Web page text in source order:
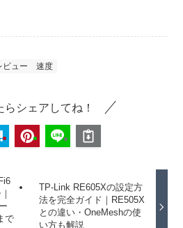
ビュー 速度
らシェアしてね！
で
TP-Link RE605Xの設定方
法を完全ガイド｜RE505X
との違い・OneMeshの使
い方も解説